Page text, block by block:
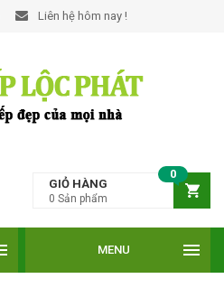
Liên hệ hôm nay !
GIỎ HÀNG
0
0 Sản phẩm
MENU